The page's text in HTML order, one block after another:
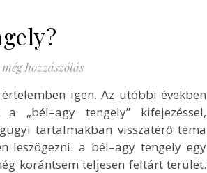
hozzászólás
igen. Az utóbbi években
„bél–agy tengely” kifejezéssel,
tartalmakban visszatérő téma
leszögezni: a bél–agy tengely egy
korántsem teljesen feltárt terület.